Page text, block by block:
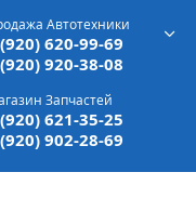
Автотехники
620-99-69
920-38-08
Запчастей
621-35-25
902-28-69